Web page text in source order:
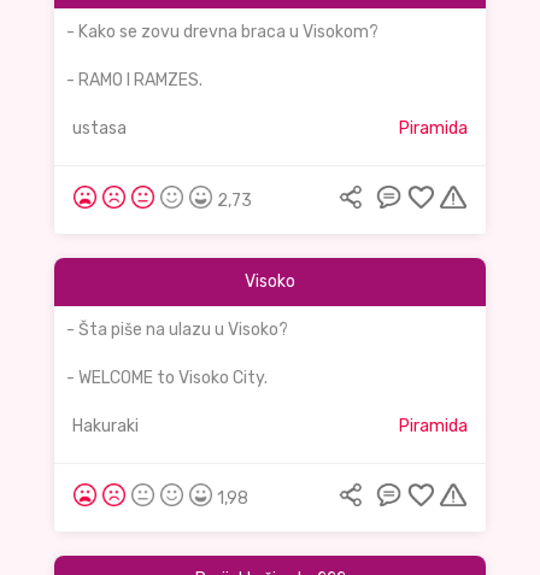
- Kako se zovu drevna braca u Visokom?
- RAMO I RAMZES.
ustasa Piramida
2,73
Visoko
- Šta piše na ulazu u Visoko?
- WELCOME to Visoko City.
Hakuraki Piramida
1,98